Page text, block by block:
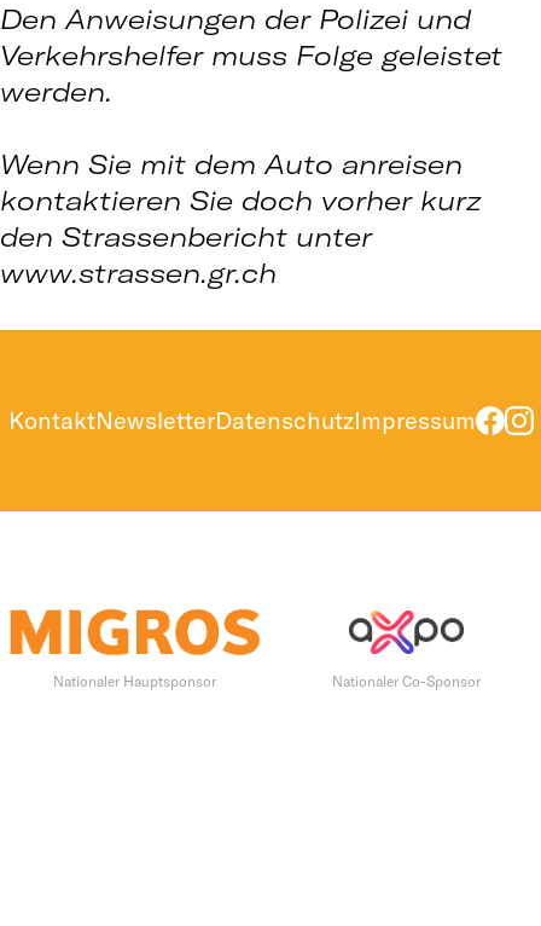
Den Anweisungen der Polizei und
Verkehrshelfer muss Folge geleistet
werden.
Wenn Sie mit dem Auto anreisen
kontaktieren Sie doch vorher kurz
den Strassenbericht unter
www.strassen.gr.ch
KontaktNewsletterDatenschutzImpressum
Nationaler Hauptsponsor Nationaler Co-Sponsor